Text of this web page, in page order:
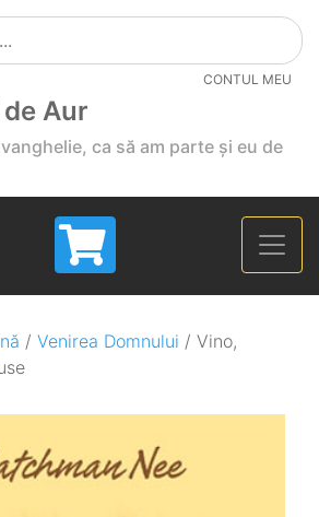
CONTUL MEU
Aur
ca să am parte și eu de
/ Venirea Domnului / Vino,